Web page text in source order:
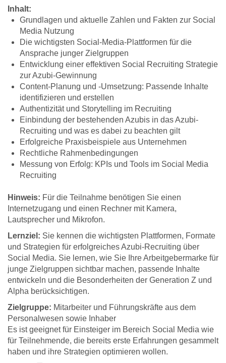
Inhalt:
Grundlagen und aktuelle Zahlen und Fakten zur Social
Media Nutzung
Die wichtigsten Social-Media-Plattformen für die
Ansprache junger Zielgruppen
Entwicklung einer effektiven Social Recruiting Strategie
zur Azubi-Gewinnung
Content-Planung und -Umsetzung: Passende Inhalte
identifizieren und erstellen
Authentizität und Storytelling im Recruiting
Einbindung der bestehenden Azubis in das Azubi-
Recruiting und was es dabei zu beachten gilt
Erfolgreiche Praxisbeispiele aus Unternehmen
Rechtliche Rahmenbedingungen
Messung von Erfolg: KPIs und Tools im Social Media
Recruiting
Hinweis: Für die Teilnahme benötigen Sie einen
Internetzugang und einen Rechner mit Kamera,
Lautsprecher und Mikrofon.
Lernziel: Sie kennen die wichtigsten Plattformen, Formate
und Strategien für erfolgreiches Azubi-Recruiting über
Social Media. Sie lernen, wie Sie Ihre Arbeitgebermarke für
junge Zielgruppen sichtbar machen, passende Inhalte
entwickeln und die Besonderheiten der Generation Z und
Alpha berücksichtigen.
Zielgruppe: Mitarbeiter und Führungskräfte aus dem
Personalwesen sowie Inhaber
Es ist geeignet für Einsteiger im Bereich Social Media wie
für Teilnehmende, die bereits erste Erfahrungen gesammelt
haben und ihre Strategien optimieren wollen.